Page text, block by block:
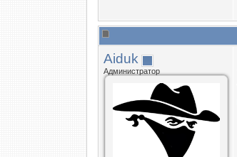
Aiduk
Администратор